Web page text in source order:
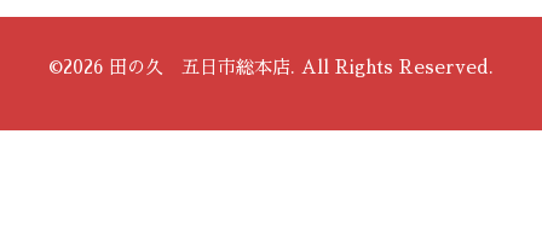
©2026 田の久 五日市総本店 . All Rights Reserved.